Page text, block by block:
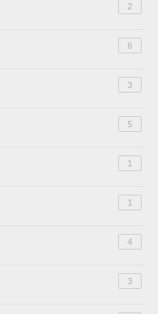
2
6
3
5
1
1
4
3